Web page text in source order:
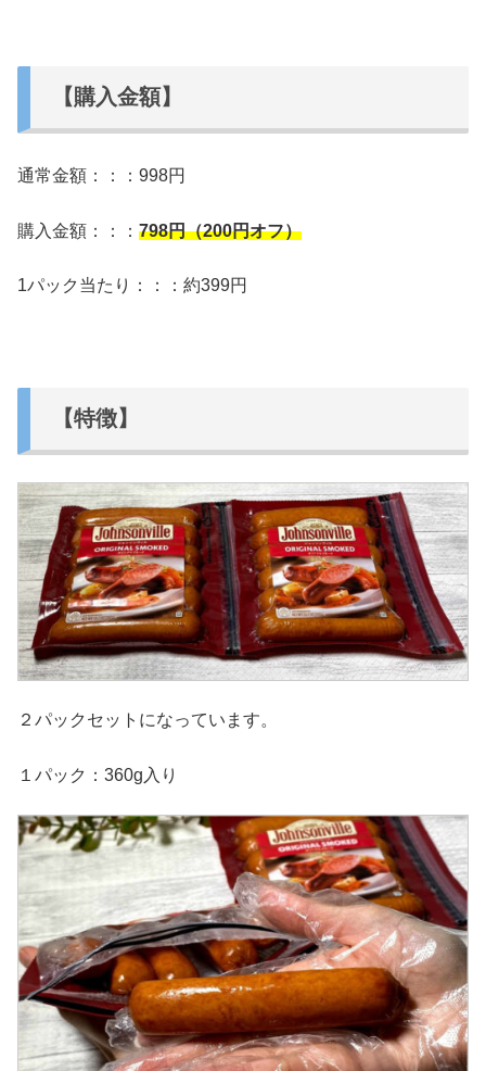
【購入金額】
通常金額：：：998円
購入金額：：： 798円（200円オフ）
1パック当たり：：：約399円
【特徴】
２パックセットになっています。
１パック：360g入り